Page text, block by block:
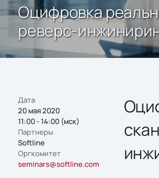
Оцифровка
реверс-
Дата
20 мая 2020
11:00 - 14:00 (мск)
Партнеры
Softline
Оргкомитет
seminars@softline.com